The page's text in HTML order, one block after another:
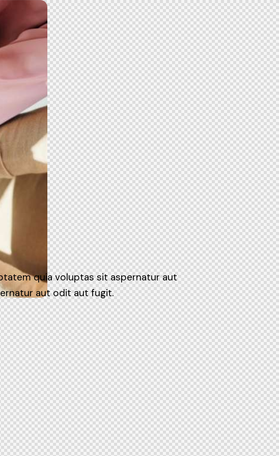
quia voluptas sit aspernatur aut
aut odit aut fugit.